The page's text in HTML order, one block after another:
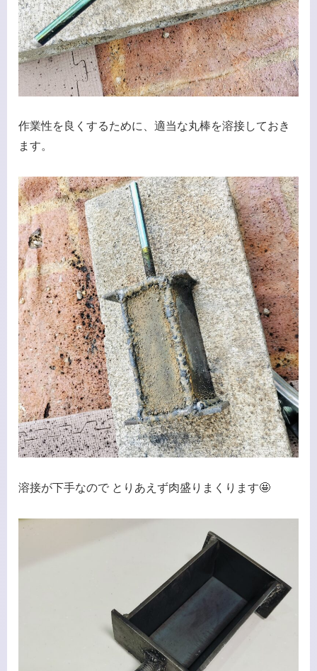
作業性を良くするために、適当な丸棒を溶接しておき
ます。
溶接が下手なので とりあえず肉盛りまくります🤩